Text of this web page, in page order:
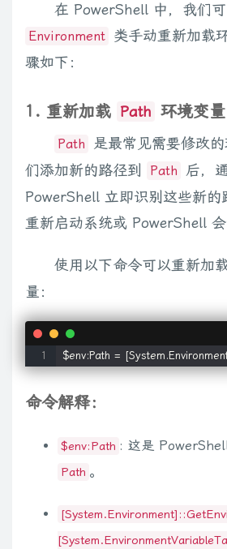
在 PowerShell 中，我们
Environment 类手动重新加载
骤如下：
1. 重新加载 Path 环境变量
Path
是最常见需要修改
们添加新的路径到
Path
后，
PowerShell 立即识别这些新的
重新启动系统或 PowerShell 会
使用以下命令可以重新加
量：
$env:Path =
命令解释：
$env:Path : 这是
Path 。